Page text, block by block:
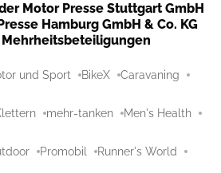
Motor Presse Stuttgart GmbH
Hamburg GmbH & Co. KG
und Sport BikeX Caravaning
mehr-tanken Men's Health
Promobil Runner's World